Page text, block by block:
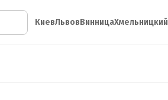
КиевЛьвовВинницаХмельницкий